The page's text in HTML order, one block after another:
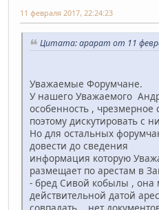
11 февраля 2017, 22:24:23
Цитата: арарат от 11
Уважаемые Форумчане.
У нашего Уважаемого
особенность , чрезмерное
поэтому дискутировать с
Но для остальных
довести до сведения
информация которую
размещает по арестам в
- бред Сивой кобылы , она
действительной датой